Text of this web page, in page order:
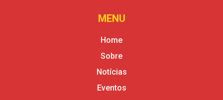
MENU
Home
Sobre
Notícias
Eventos